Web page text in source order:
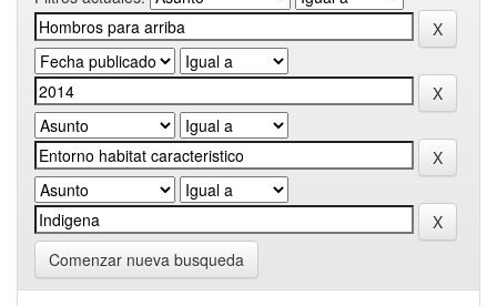
Comenzar nueva busqueda